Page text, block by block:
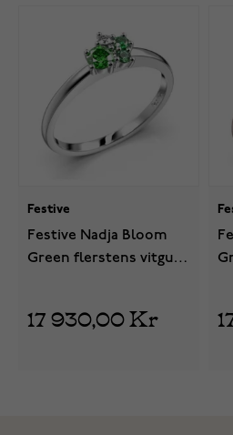
Festive
Festive Nadja Bloom
Green flerstens vitguld
17 930,00 Kr